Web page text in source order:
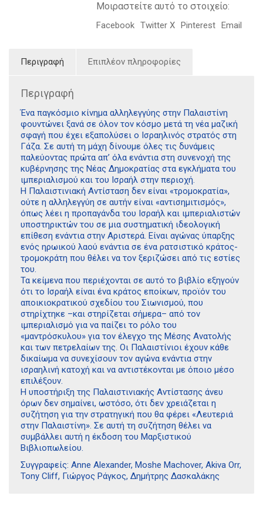
Μοιραστείτε αυτό το στοιχείο:
Facebook Twitter X Pinterest Email
Περιγραφή Επιπλέον πληροφορίες
Περιγραφή
Ένα παγκόσμιο κίνημα αλληλεγγύης στην Παλαιστίνη
φουντώνει ξανά σε όλον τον κόσμο μετά τη νέα μαζική
σφαγή που έχει εξαπολύσει ο Ισραηλινός στρατός στη
Γάζα. Σε αυτή τη μάχη δίνουμε όλες τις δυνάμεις
παλεύοντας πρώτα απ’ όλα ενάντια στη συνενοχή της
κυβέρνησης της Νέας Δημοκρατίας στα εγκλήματα του
ιμπεριαλισμού και του Ισραήλ στην περιοχή.
Η Παλαιστινιακή Αντίσταση δεν είναι «τρομοκρατία»,
ούτε η αλληλεγγύη σε αυτήν είναι «αντισημιτισμός»,
όπως λέει η προπαγάνδα του Ισραήλ και ιμπεριαλιστών
υποστηρικτών του σε μια συστηματική ιδεολογική
επίθεση ενάντια στην Αριστερά. Είναι αγώνας ύπαρξης
ενός ηρωικού λαού ενάντια σε ένα ρατσιστικό κράτος-
τρομοκράτη που θέλει να τον ξεριζώσει από τις εστίες
του.
Τα κείμενα που περιέχονται σε αυτό το βιβλίο εξηγούν
ότι το Ισραήλ είναι ένα κράτος εποίκων, προϊόν του
αποικιοκρατικού σχεδίου του Σιωνισμού, που
στηρίχτηκε –και στηρίζεται σήμερα– από τον
ιμπεριαλισμό για να παίζει το ρόλο του
«μαντρόσκυλου» για τον έλεγχο της Μέσης Ανατολής
και των πετρελαίων της. Οι Παλαιστίνιοι έχουν κάθε
δικαίωμα να συνεχίσουν τον αγώνα ενάντια στην
ισραηλινή κατοχή και να αντιστέκονται με όποιο μέσο
επιλέξουν.
Η υποστήριξη της Παλαιστινιακής Αντίστασης άνευ
όρων δεν σημαίνει, ωστόσο, ότι δεν χρειάζεται η
συζήτηση για την στρατηγική που θα φέρει «Λευτεριά
στην Παλαιστίνη». Σε αυτή τη συζήτηση θέλει να
συμβάλλει αυτή η έκδοση του Μαρξιστικού
Βιβλιοπωλείου.
Συγγραφείς: Anne Alexander, Moshe Machover, Akiva Orr,
Tony Cliff, Γιώργος Ράγκος, Δημήτρης Δασκαλάκης